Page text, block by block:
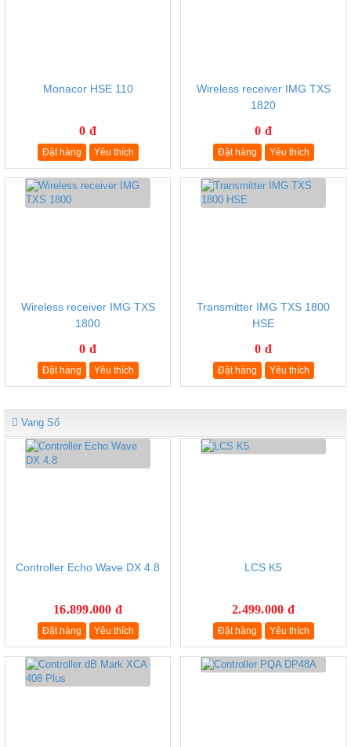
Monacor HSE 110
0 đ
Đặt hàng Yêu thích
Wireless receiver IMG TXS
1820
0 đ
Đặt hàng Yêu thích
Wireless receiver IMG TXS
1800
0 đ
Đặt hàng Yêu thích
Transmitter IMG TXS 1800
HSE
0 đ
Đặt hàng Yêu thích
Vang Số
Controller Echo Wave DX 4.8
16.899.000 đ
Đặt hàng Yêu thích
LCS K5
2.499.000 đ
Đặt hàng Yêu thích